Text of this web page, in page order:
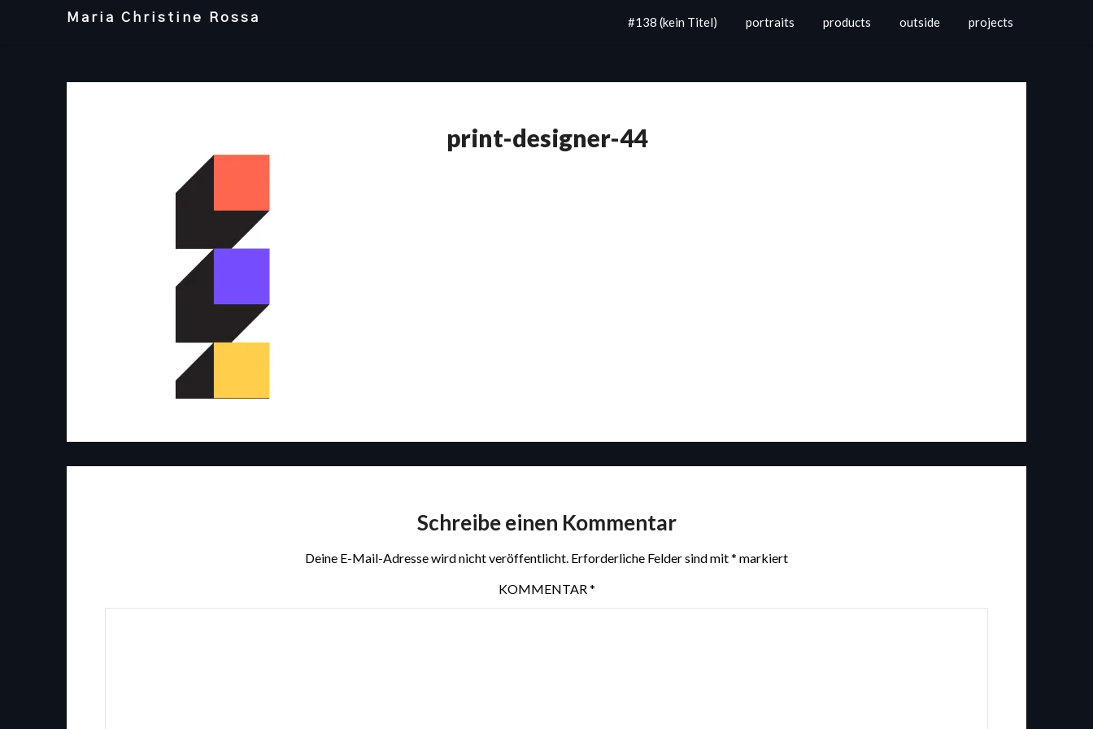
Maria Christine Rossa #138 (kein Titel) portraits products outside projects
print-designer-44
Schreibe einen Kommentar
Deine E-Mail-Adresse wird nicht veröffentlicht. Erforderliche Felder sind mit* markiert
KOMMENTAR *